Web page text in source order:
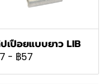
เปือยแบบยาว LIB
- ฿57